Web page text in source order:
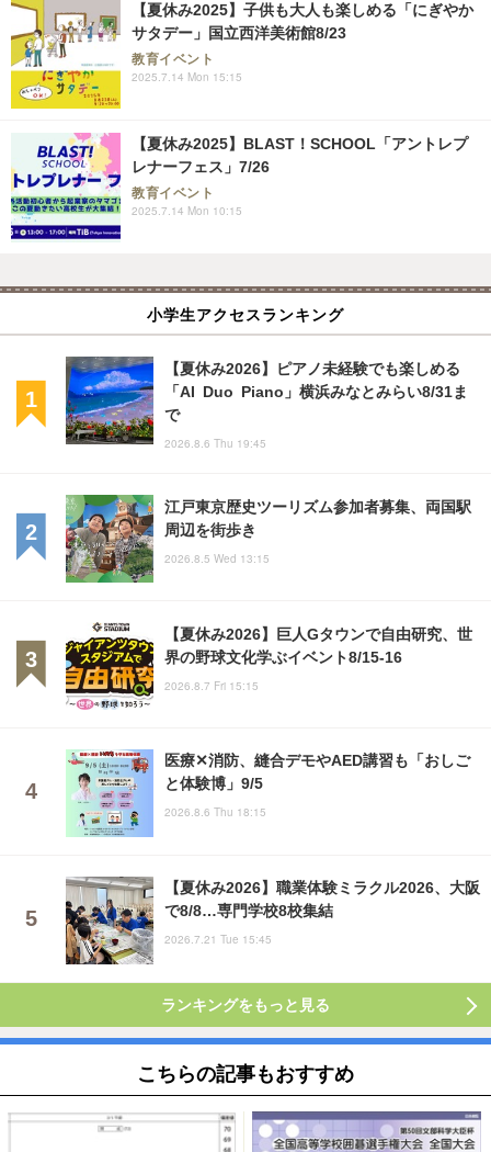
【夏休み2025】子供も大人も楽しめる「にぎやか
サタデー」国立西洋美術館8/23
教育イベント
2025.7.14 Mon 15:15
【夏休み2025】BLAST！SCHOOL「アントレプ
レナーフェス」7/26
教育イベント
2025.7.14 Mon 10:15
小学生アクセスランキング
【夏休み2026】ピアノ未経験でも楽しめる
「AI Duo Piano」横浜みなとみらい8/31ま
で
2026.8.6 Thu 19:45
江戸東京歴史ツーリズム参加者募集、両国駅
周辺を街歩き
2026.8.5 Wed 13:15
【夏休み2026】巨人Gタウンで自由研究、世
界の野球文化学ぶイベント8/15-16
2026.8.7 Fri 15:15
医療✕消防、縫合デモやAED講習も「おしご
と体験博」9/5
2026.8.6 Thu 18:15
【夏休み2026】職業体験ミラクル2026、大阪
で8/8…専門学校8校集結
2026.7.21 Tue 15:45
ランキングをもっと見る
こちらの記事もおすすめ